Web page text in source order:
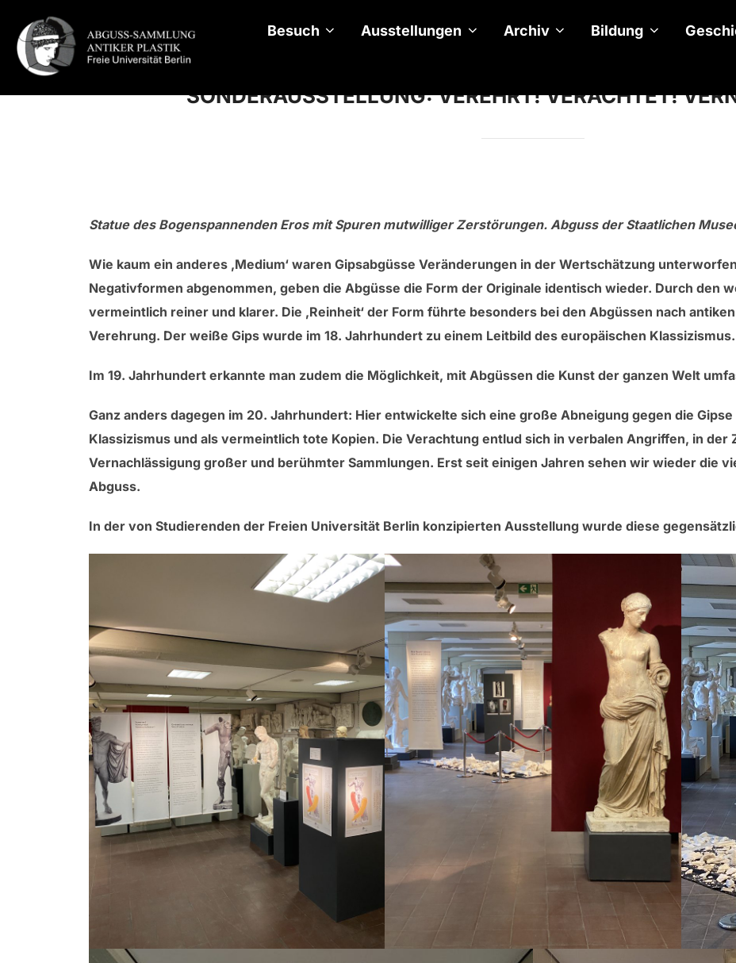
Inhalt
springen
Besuch Ausstellungen Archiv Bildung
SONDERAUSSTELLUNG: VEREHRT! VERACHTET!
Statue des Bogenspannenden Eros mit Spuren mutwilliger Zerstörungen. Abguss der Staatlichen
Wie kaum ein anderes ‚Medium‘ waren Gipsabgüsse Veränderungen in der Wertschätzung
Negativformen abgenommen, geben die Abgüsse die Form der Originale identisch wieder. Durch den
vermeintlich reiner und klarer. Die ‚Reinheit‘ der Form führte besonders bei den Abgüssen nach
Verehrung. Der weiße Gips wurde im 18. Jahrhundert zu einem Leitbild des europäischen Klassizismus.
Im 19. Jahrhundert erkannte man zudem die Möglichkeit, mit Abgüssen die Kunst der ganzen Welt
Ganz anders dagegen im 20. Jahrhundert: Hier entwickelte sich eine große Abneigung gegen die
Klassizismus und als vermeintlich tote Kopien. Die Verachtung entlud sich in verbalen Angriffen, in
Vernachlässigung großer und berühmter Sammlungen. Erst seit einigen Jahren sehen wir wieder die
Abguss.
In der von Studierenden der Freien Universität Berlin konzipierten Ausstellung wurde diese